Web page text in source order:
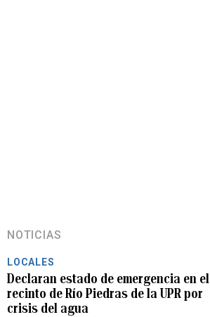
NOTICIAS
LOCALES
Declaran estado de emergencia en el
recinto de Río Piedras de la UPR por
crisis del agua